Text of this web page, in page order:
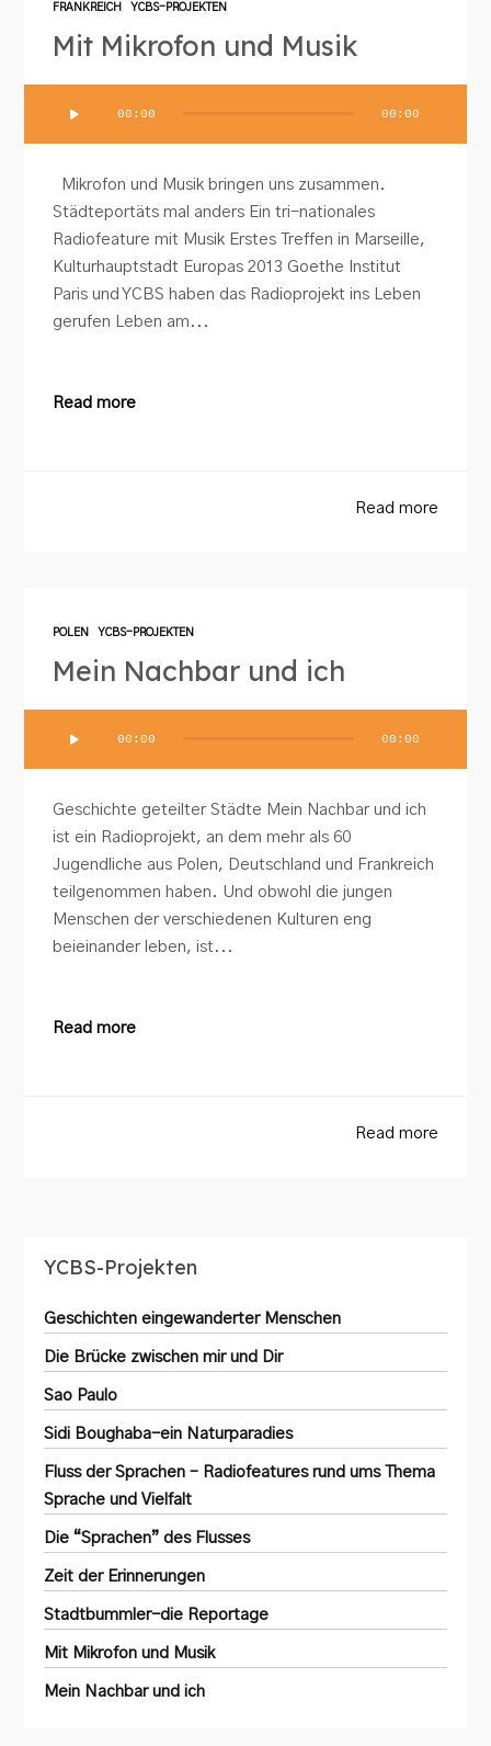
FRANKREICH YCBS-PROJEKTEN
Mit Mikrofon und Musik
00:00 00:00
Mikrofon und Musik bringen uns zusammen.
Städteportäts mal anders Ein tri-nationales
Radiofeature mit Musik Erstes Treffen in Marseille,
Kulturhauptstadt Europas 2013 Goethe Institut
Paris und YCBS haben das Radioprojekt ins Leben
gerufen Leben am...
Read more
Read more
POLEN YCBS-PROJEKTEN
Mein Nachbar und ich
00:00 00:00
Geschichte geteilter Städte Mein Nachbar und ich
ist ein Radioprojekt, an dem mehr als 60
Jugendliche aus Polen, Deutschland und Frankreich
teilgenommen haben. Und obwohl die jungen
Menschen der verschiedenen Kulturen eng
beieinander leben, ist...
Read more
Read more
YCBS-Projekten
Geschichten eingewanderter Menschen
Die Brücke zwischen mir und Dir
Sao Paulo
Sidi Boughaba-ein Naturparadies
Fluss der Sprachen – Radiofeatures rund ums Thema
Sprache und Vielfalt
Die “Sprachen” des Flusses
Zeit der Erinnerungen
Stadtbummler-die Reportage
Mit Mikrofon und Musik
Mein Nachbar und ich